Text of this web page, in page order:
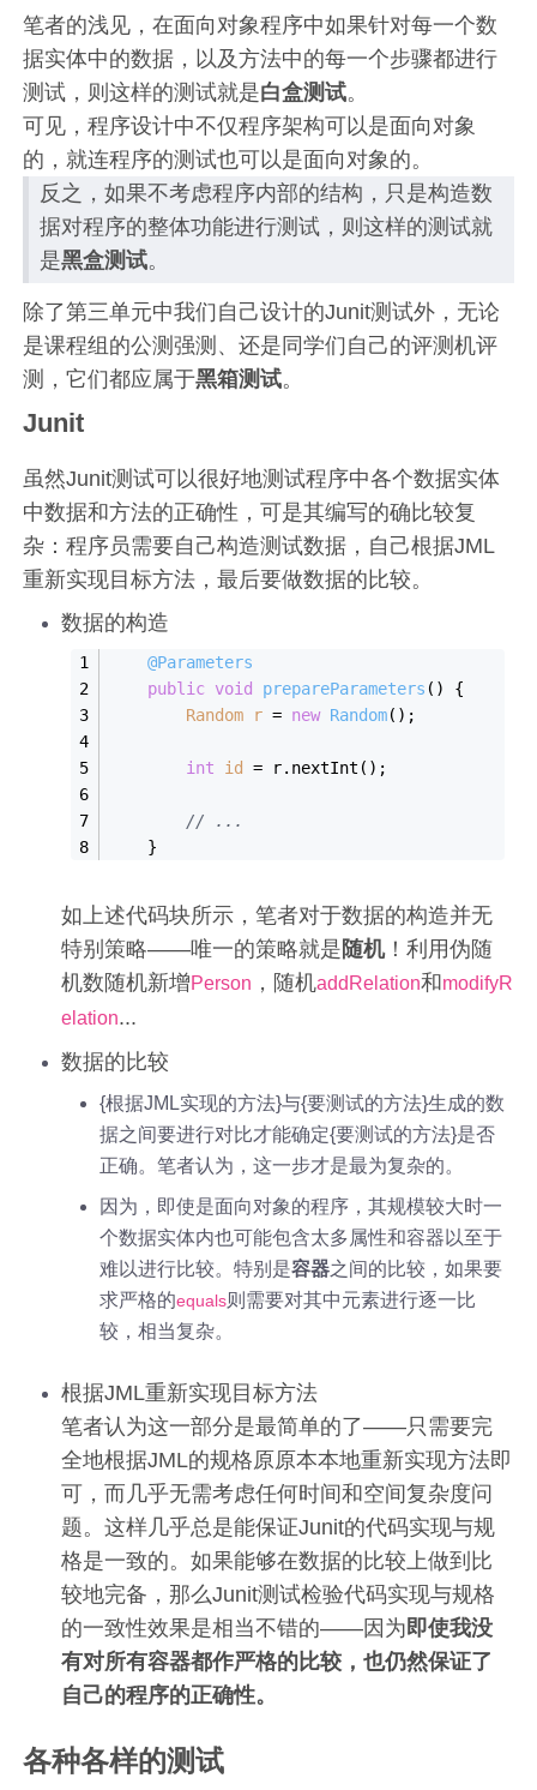
笔者的浅见，在面向对象程序中如果针对每一个数
据实体中的数据，以及方法中的每一个步骤都进行
测试，则这样的测试就是白盒测试。
可见，程序设计中不仅程序架构可以是面向对象
的，就连程序的测试也可以是面向对象的。
反之，如果不考虑程序内部的结构，只是构造数
据对程序的整体功能进行测试，则这样的测试就
是黑盒测试。
除了第三单元中我们自己设计的Junit测试外，无论
是课程组的公测强测、还是同学们自己的评测机评
测，它们都应属于黑箱测试。
Junit
虽然Junit测试可以很好地测试程序中各个数据实体
中数据和方法的正确性，可是其编写的确比较复
杂：程序员需要自己构造测试数据，自己根据JML
重新实现目标方法，最后要做数据的比较。
数据的构造
@Parameters
public void prepareParameters ()
{
Random
r = new Random();
int id = r.nextInt();
// ...
    }
如上述代码块所示，笔者对于数据的构造并无
特别策略——唯一的策略就是随机！利用伪随
机数随机新增Person ，随机addRelation和modifyR
elation...
数据的比较
{根据JML实现的方法}与{要测试的方法}生成的数
据之间要进行对比才能确定{要测试的方法}是否
正确。笔者认为，这一步才是最为复杂的。
因为，即使是面向对象的程序，其规模较大时一
个数据实体内也可能包含太多属性和容器以至于
难以进行比较。特别是容器之间的比较，如果要
求严格的equals则需要对其中元素进行逐一比
较，相当复杂。
根据JML重新实现目标方法
笔者认为这一部分是最简单的了——只需要完
全地根据JML的规格原原本本地重新实现方法即
可，而几乎无需考虑任何时间和空间复杂度问
题。这样几乎总是能保证Junit的代码实现与规
格是一致的。如果能够在数据的比较上做到比
较地完备，那么Junit测试检验代码实现与规格
的一致性效果是相当不错的——因为 即使我没
有对所有容器都作严格的比较，也仍然保证了
自己的程序的正确性。
各种各样的测试